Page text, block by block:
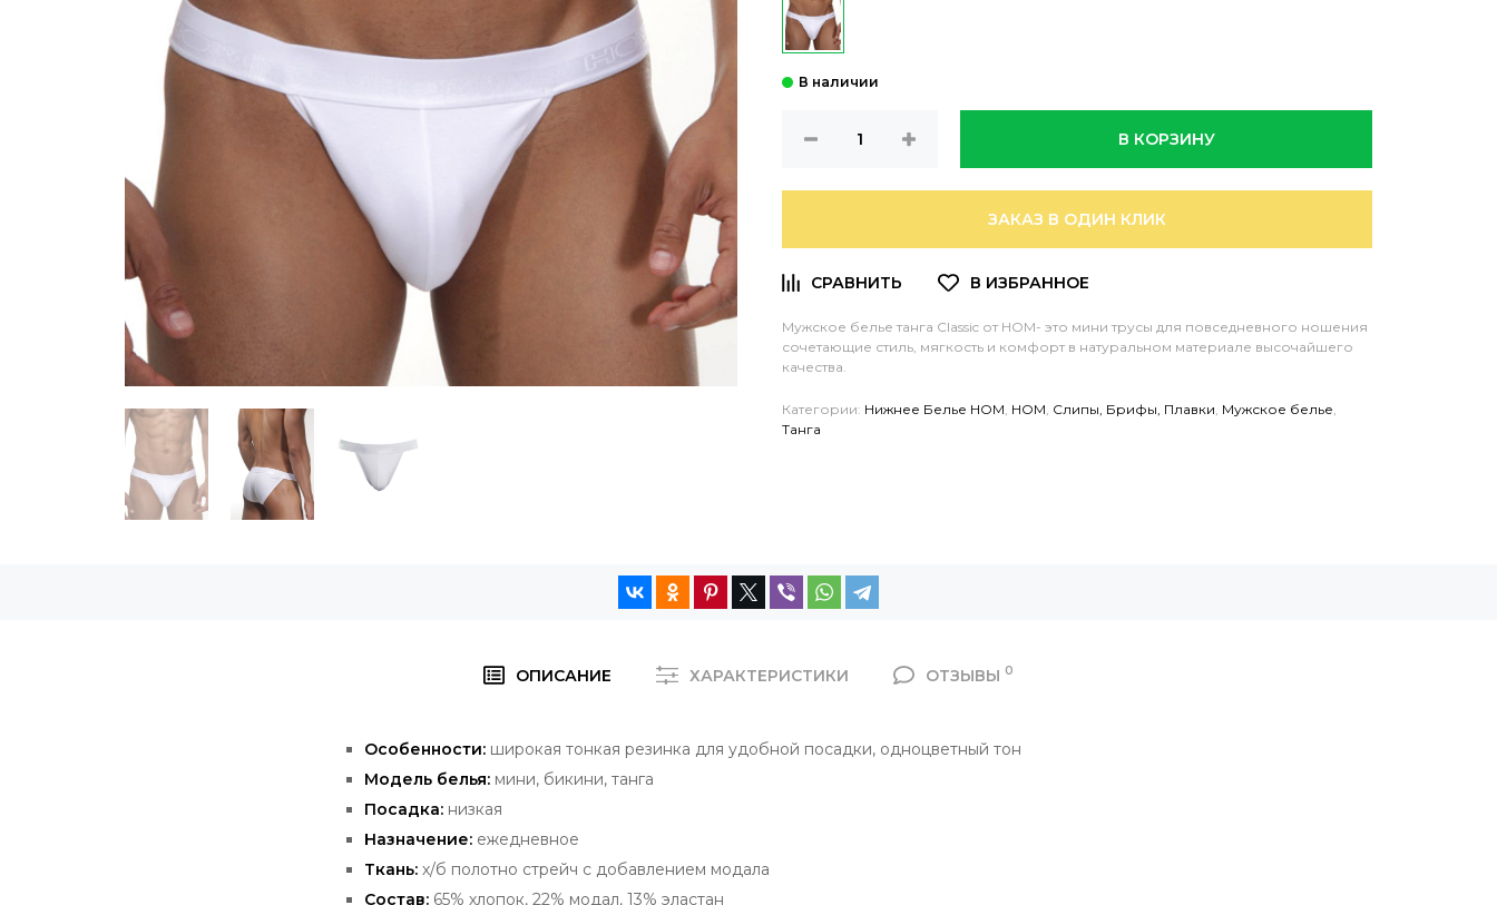
В КОРЗИНУ
ЗАКАЗ В ОДИН КЛИК
Мужское белье танга Classic от HOM- это мини трусы для повседневного ношения
сочетающие стиль, мягкость и комфорт в натуральном материале высочайшего
качества.
Категории: Нижнее Белье HOM, HOM, Слипы, Брифы, Плавки, Мужское белье,
Танга
ОПИСАНИЕ ХАРАКТЕРИСТИКИ ОТЗЫВЫ 0
Особенности: широкая тонкая резинка для удобной посадки, одноцветный тон
Модель белья: мини, бикини, танга
Посадка: низкая
Назначение: ежедневное
Ткань: х/б полотно стрейч с добавлением модала
Состав: 65% хлопок, 22% модал, 13% эластан